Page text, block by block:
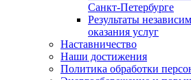
Санкт-Петербурге
Результаты
оказания услуг
Наставничество
Наши достижения
Политика обработки